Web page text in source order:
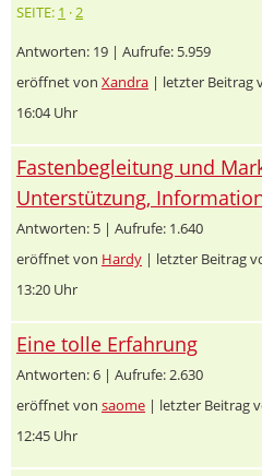
SEITE: 1 ·2
Antworten: 19 | Aufrufe: 5.959
eröffnet von Xandra | letzter Beitrag
16:04 Uhr
Fastenbegleitung und
Unterstützung,
Antworten: 5 | Aufrufe: 1.640
eröffnet von Hardy | letzter Beitrag
13:20 Uhr
Eine tolle Erfahrung
Antworten: 6 | Aufrufe: 2.630
eröffnet von saome | letzter Beitrag
12:45 Uhr